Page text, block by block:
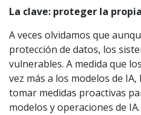
La clave: proteger la
A veces olvidamos que
protección de datos, los
vulnerables. A medida que
vez más a los modelos de
tomar medidas proactivas
modelos y operaciones de IA.